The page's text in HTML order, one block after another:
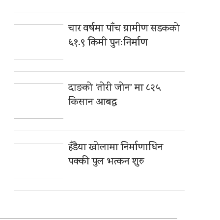
चार वर्षमा पाँच ग्रामीण सडकको
६१.९ किमी पुनःनिर्माण
दाङको ‘तोरी जोन’ मा ८२५
किसान आबद्ध
हँडैया खोलामा निर्माणाधिन
पक्की पुल भत्कन शुरु